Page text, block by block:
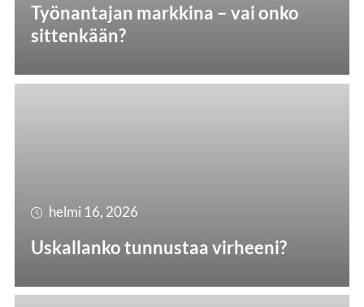
Työnantajan markkina – vai onko
sittenkään?
helmi 16, 2026
Uskallanko tunnustaa virheeni?